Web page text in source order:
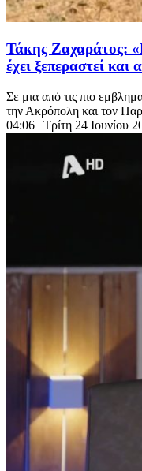
Τάκης Ζαχαράτος:
έχει ξεπεραστεί και
Σε μια από τις πιο
την Ακρόπολη και τον
04:06 | Τρίτη 24 Ιουνίου